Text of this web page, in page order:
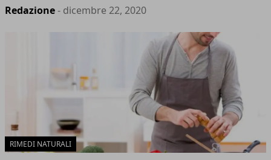
Redazione- dicembre 22, 2020
RIMEDI NATURALI